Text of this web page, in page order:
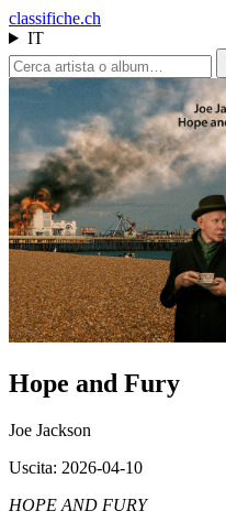
classifiche.ch
IT
Hope and Fury
Joe Jackson
Uscita: 2026-04-10
HOPE AND FURY